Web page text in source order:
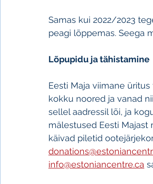
Samas kui 2022/2023
peagi lõppemas. Seega
Lõpupidu ja tähistamine
Eesti Maja viimane
kokku noored ja vanad
sellel aadressil lõi, ja
mälestused Eesti Majast
käivad piletid
info@estoniancentre.ca